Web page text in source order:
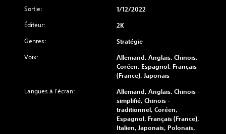
Sortie: 1/12/2022
Éditeur: 2K
Genres: Stratégie
Voix:
Allemand, Anglais, Chinois,
Coréen, Espagnol, Français
(France), Japonais
Langues à l'écran:
Allemand, Anglais, Chinois -
simplifié, Chinois -
traditionnel, Coréen,
Espagnol, Français (France),
Italien, Japonais, Polonais,